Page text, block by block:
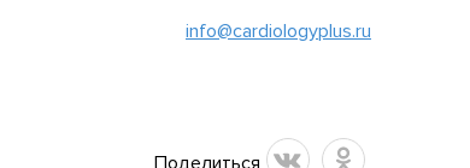
info@cardiologyplus.ru
Поделиться